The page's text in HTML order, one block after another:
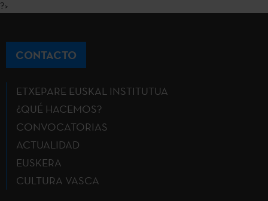
?>
CONTACTO
ETXEPARE EUSKAL INSTITUTUA
¿QUÉ HACEMOS?
CONVOCATORIAS
ACTUALIDAD
EUSKERA
CULTURA VASCA